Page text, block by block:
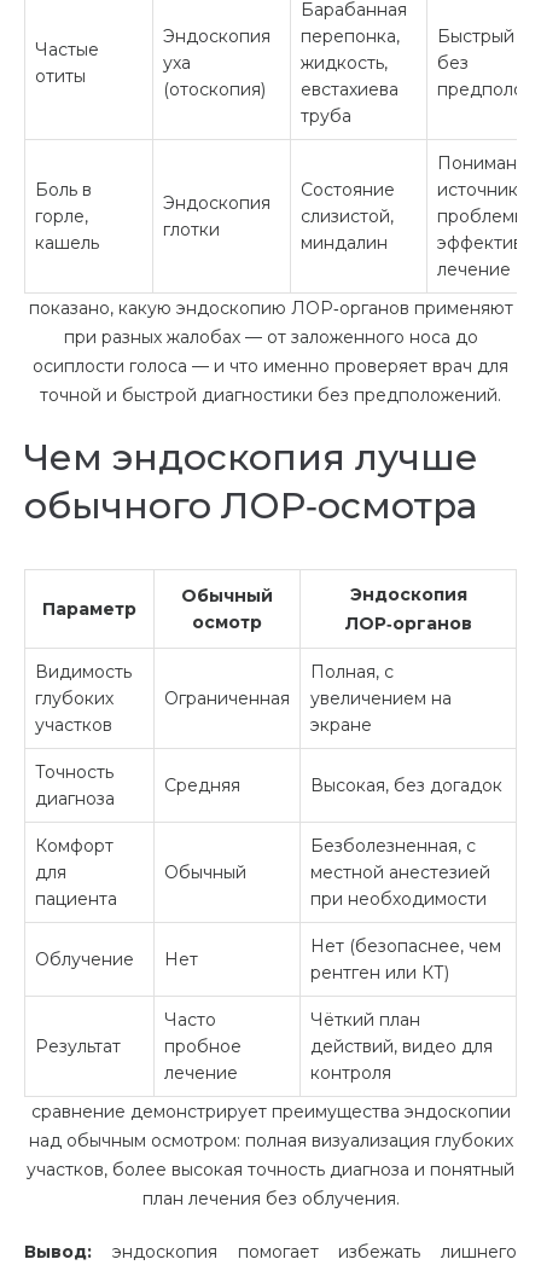
Частые
отиты
Эндоскопия
уха
(отоскопия)
Барабанная
перепонка,
жидкость,
евстахиева
труба
Быстрый
без
Боль в
горле,
кашель
Эндоскопия
глотки
Состояние
слизистой,
миндалин
Понимание
источника
проблемы и
лечение
показано, какую эндоскопию ЛОР‑органов применяют
при разных жалобах — от заложенного носа до
осиплости голоса — и что именно проверяет врач для
точной и быстрой диагностики без предположений.
Чем эндоскопия лучше
обычного ЛОР‑осмотра
Параметр
Обычный
осмотр
Эндоскопия
ЛОР‑органов
Видимость
глубоких
участков
Ограниченная
Полная, с
увеличением на
экране
Точность
диагноза
Средняя Высокая, без догадок
Комфорт
для
пациента
Обычный
Безболезненная, с
местной анестезией
при необходимости
Облучение Нет
Нет (безопаснее, чем
рентген или КТ)
Результат
Часто
пробное
лечение
Чёткий план
действий, видео для
контроля
сравнение демонстрирует преимущества эндоскопии
над обычным осмотром: полная визуализация глубоких
участков, более высокая точность диагноза и понятный
план лечения без облучения.
Вывод: эндоскопия помогает избежать лишнего